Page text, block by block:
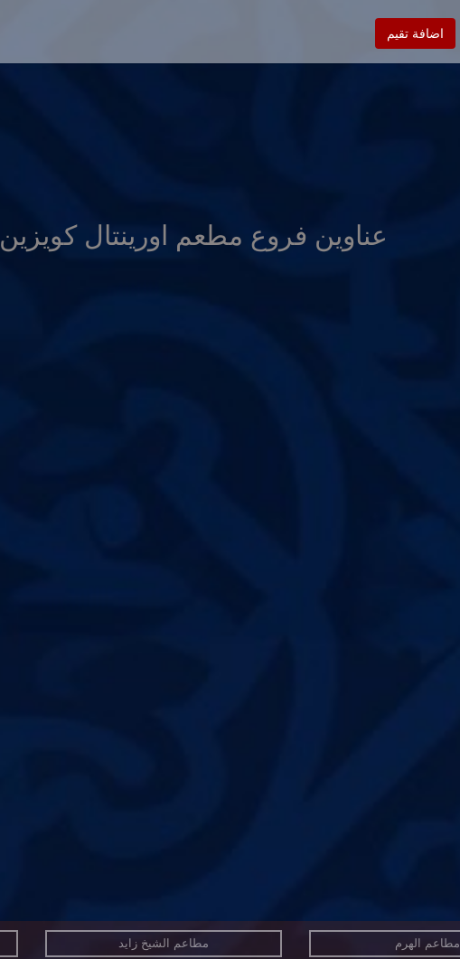
اضافة تقيم
عناوين فروع مطعم اورينتال كويزين
مطاعم الهرم مطاعم الشيخ زايد